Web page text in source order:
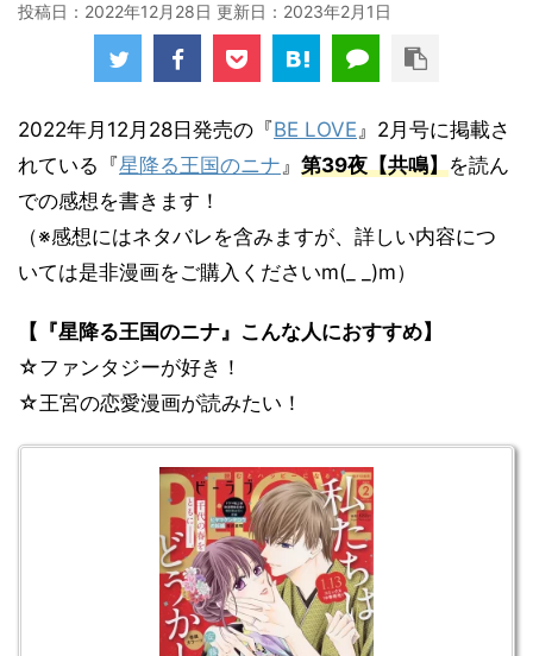
投稿日：2022年12月28日 更新日： 2023年2月1日
2022年月12月28日発売の『BE LOVE』2月号に掲載さ
れている『星降る王国のニナ』 第39夜【共鳴】を読ん
での感想を書きます！
（※感想にはネタバレを含みますが、詳しい内容につ
いては是非漫画をご購入くださいm(_ _)m）
【『星降る王国のニナ』こんな人におすすめ】
☆ファンタジーが好き！
☆王宮の恋愛漫画が読みたい！